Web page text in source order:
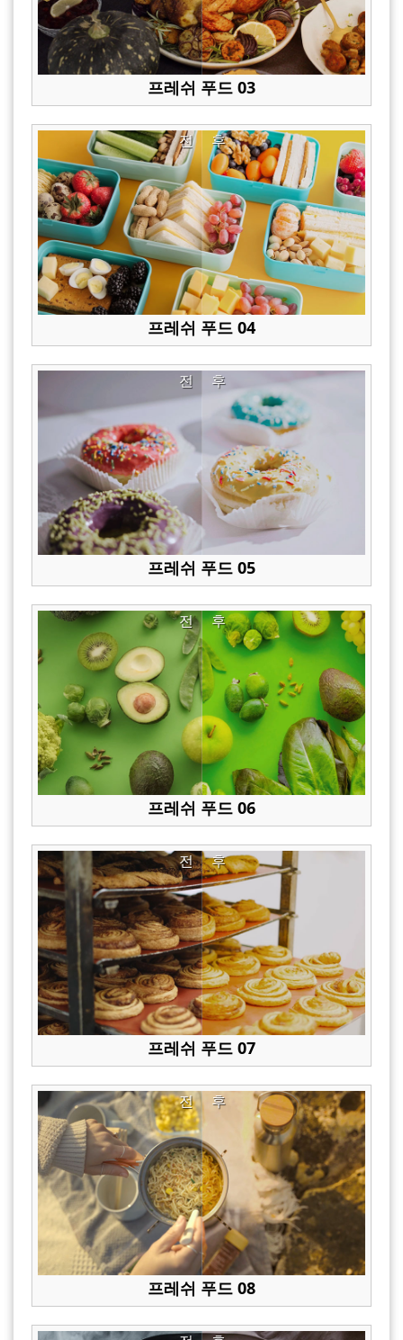
프레쉬 푸드 03
후
전
프레쉬 푸드 04
후
전
프레쉬 푸드 05
후
전
프레쉬 푸드 06
후
전
프레쉬 푸드 07
후
전
프레쉬 푸드 08